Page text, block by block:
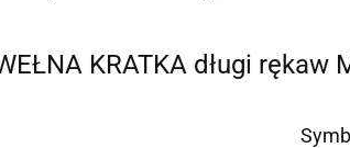
KRATKA długi rękaw